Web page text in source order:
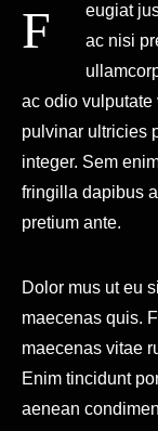
Feugiat justo consectetuer dolor libero commodo
ac nisi
ac odio vulputate
pulvinar ultricies
integer. Sem
fringilla dapibus
pretium ante.
Dolor mus ut eu
maecenas quis.
maecenas vitae
Enim tincidunt
aenean